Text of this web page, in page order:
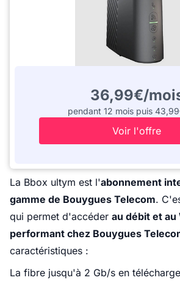
36,99€/
pendant 12 mois puis
Voir l'offre
La Bbox ultym est l'abonnement
gamme de Bouygues Telecom.
qui permet d'accéder au débit et au
performant chez Bouygues
caractéristiques :
La fibre jusqu'à 2 Gb/s en